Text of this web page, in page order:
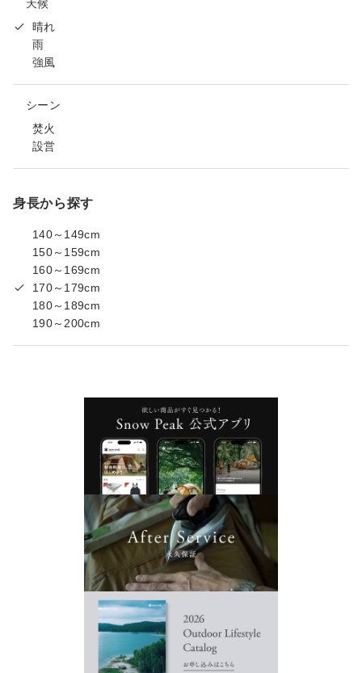
天候
晴れ
雨
強風
シーン
焚火
設営
身長から探す
140～149cm
150～159cm
160～169cm
170～179cm
180～189cm
190～200cm